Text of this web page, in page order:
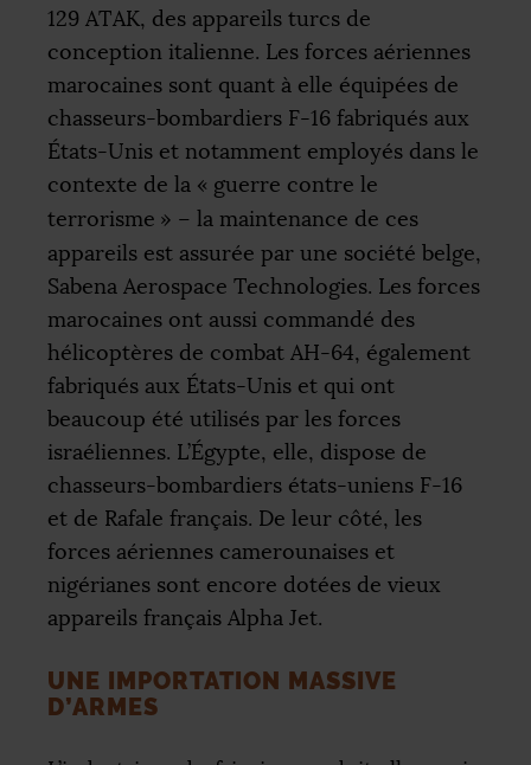
129 ATAK, des appareils turcs de
conception italienne. Les forces aériennes
marocaines sont quant à elle équipées de
chasseurs-bombardiers F-16 fabriqués aux
États-Unis et notamment employés dans le
contexte de la « guerre contre le
terrorisme » – la maintenance de ces
appareils est assurée par une société belge,
Sabena Aerospace Technologies. Les forces
marocaines ont aussi commandé des
hélicoptères de combat AH-64, également
fabriqués aux États-Unis et qui ont
beaucoup été utilisés par les forces
israéliennes. L’Égypte, elle, dispose de
chasseurs-bombardiers états-uniens F-16
et de Rafale français. De leur côté, les
forces aériennes camerounaises et
nigérianes sont encore dotées de vieux
appareils français Alpha Jet.
UNE IMPORTATION MASSIVE
D’ARMES